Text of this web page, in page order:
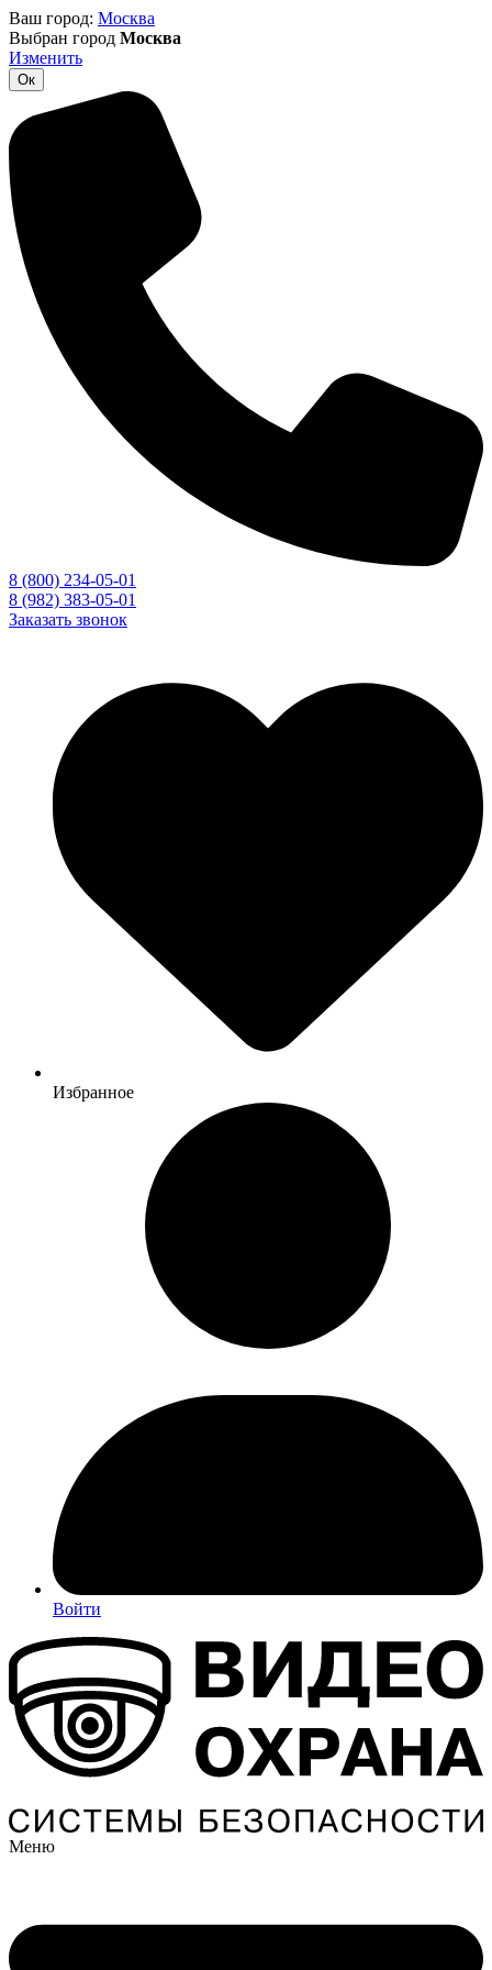
Ваш город: Москва
Выбран город Москва
Изменить
Ок
8 (800) 234-05-01
8 (982) 383-05-01
Заказать звонок
Избранное
Войти
Меню